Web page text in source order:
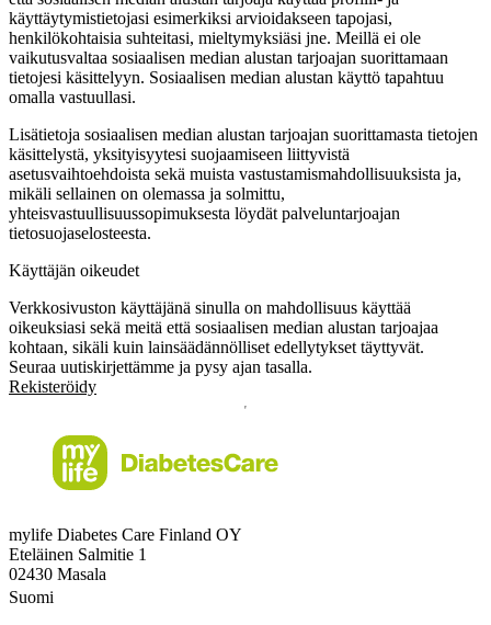
käyttäytymistietojasi esimerkiksi arvioidakseen tapojasi,
henkilökohtaisia suhteitasi, mieltymyksiäsi jne. Meillä ei ole
vaikutusvaltaa sosiaalisen median alustan tarjoajan suorittamaan
tietojesi käsittelyyn. Sosiaalisen median alustan käyttö tapahtuu
omalla vastuullasi.
Lisätietoja sosiaalisen median alustan tarjoajan suorittamasta tietojen
käsittelystä, yksityisyytesi suojaamiseen liittyvistä
asetusvaihtoehdoista sekä muista vastustamismahdollisuuksista ja,
mikäli sellainen on olemassa ja solmittu,
yhteisvastuullisuussopimuksesta löydät palveluntarjoajan
tietosuojaselosteesta.
Käyttäjän oikeudet
Verkkosivuston käyttäjänä sinulla on mahdollisuus käyttää
oikeuksiasi sekä meitä että sosiaalisen median alustan tarjoajaa
kohtaan, sikäli kuin lainsäädännölliset edellytykset täyttyvät.
Seuraa uutiskirjettämme ja pysy ajan tasalla.
Rekisteröidy
mylife Diabetes Care Finland OY
Eteläinen Salmitie 1
02430 Masala
Suomi